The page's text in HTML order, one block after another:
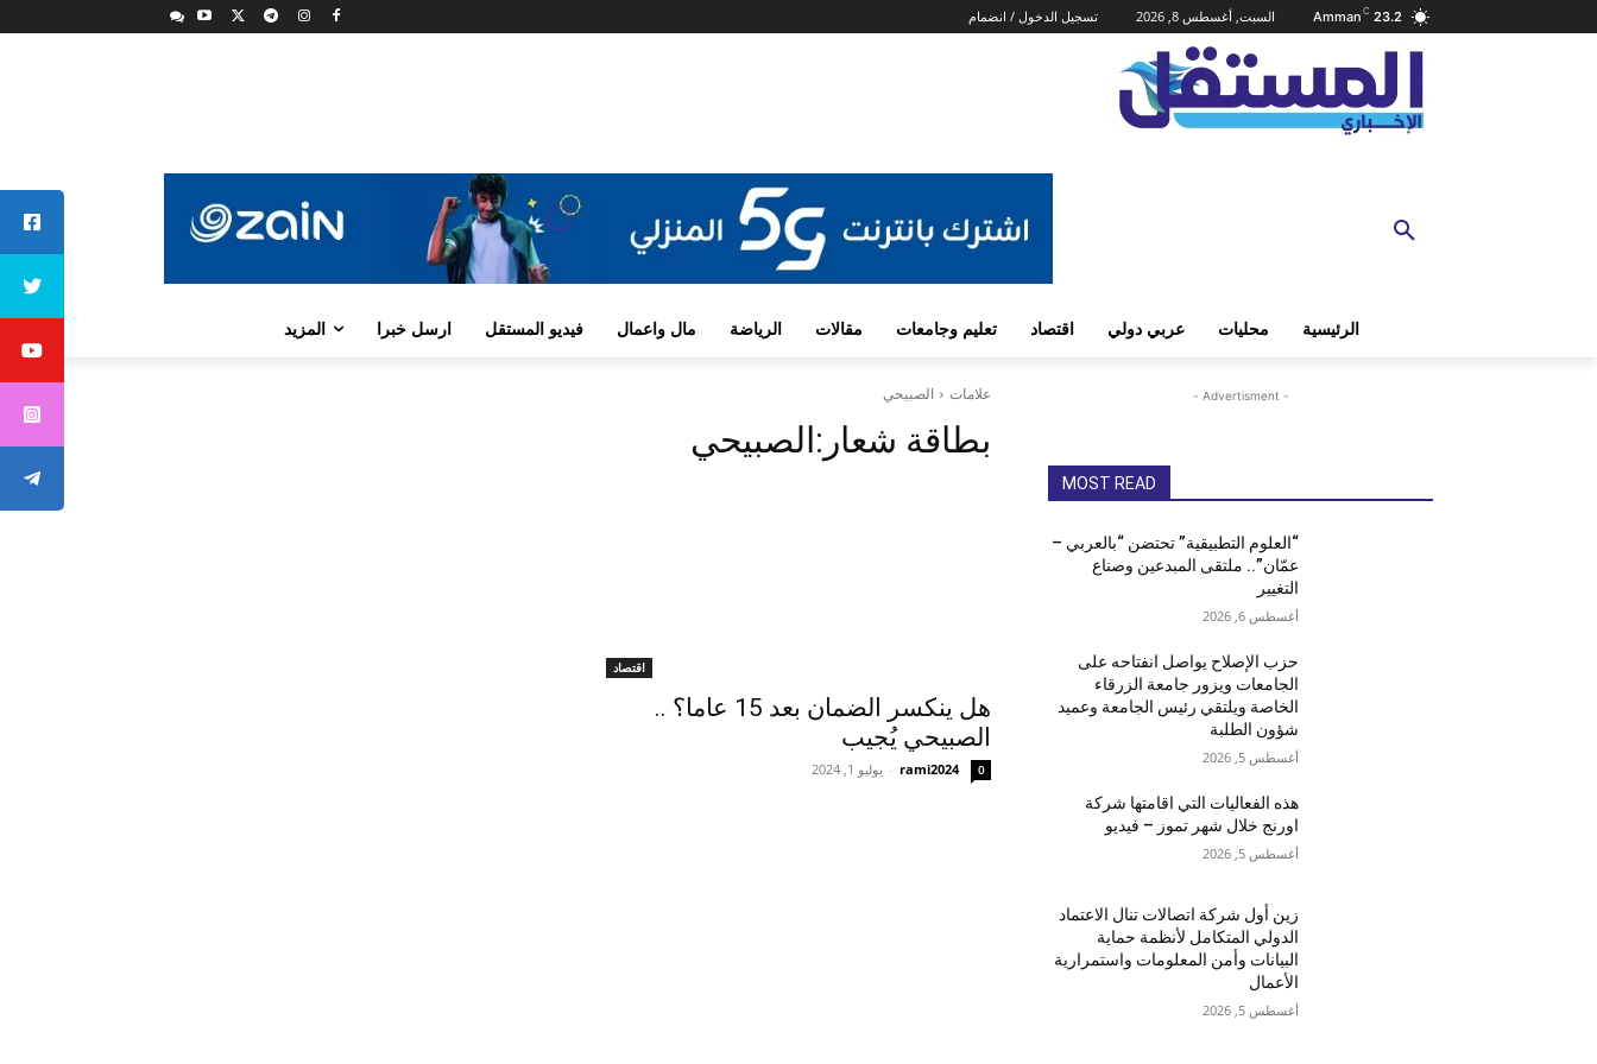
23.2
C
Amman السبت, أغسطس 8, 2026 تسجيل الدخول / انضمام
الرئيسية محليات عربي دولي اقتصاد تعليم وجامعات مقالات الرياضة مال واعمال فيديو المستقل ارسل خبرا المزيد
علامات الصبيحي
بطاقة شعار:الصبيحي
اقتصاد
هل ينكسر الضمان بعد 15 عاما؟ ..
الصبيحي يُجيب
rami2024
- يوليو 1, 2024 0
- Advertisment -
MOST READ
“العلوم التطبيقية” تحتضن “بالعربي –
عمّان”.. ملتقى المبدعين وصناع
التغيير
أغسطس 6, 2026
حزب الإصلاح يواصل انفتاحه على
الجامعات ويزور جامعة الزرقاء
الخاصة ويلتقي رئيس الجامعة وعميد
شؤون الطلبة
أغسطس 5, 2026
هذه الفعاليات التي اقامتها شركة
اورنج خلال شهر تموز – فيديو
أغسطس 5, 2026
زين أول شركة اتصالات تنال الاعتماد
الدولي المتكامل لأنظمة حماية
البيانات وأمن المعلومات واستمرارية
الأعمال
أغسطس 5, 2026